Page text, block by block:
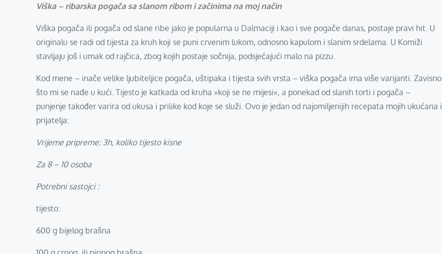
Viška – ribarska pogača sa slanom ribom i začinima na moj način
Viška pogača ili pogača od slane ribe jako je popularna u Dalmaciji i kao i sve pogače danas, postaje pravi hit. U
originalu se radi od tijesta za kruh koji se puni crvenim lukom, odnosno kapulom i slanim srdelama. U Komiži
stavljaju još i umak od rajčica, zbog kojih postaje sočnija, podsjećajući malo na pizzu.
Kod mene – inače velike ljubiteljice pogača, uštipaka i tijesta svih vrsta – viška pogača ima više varijanti. Zavisno
što mi se nađe u kući. Tijesto je katkada od kruha »koji se ne mijesi«, a ponekad od slanih torti i pogača –
punjenje također varira od ukusa i prilike kod koje se služi. Ovo je jedan od najomiljenijih recepata mojih ukućana i
prijatelja:
Vrijeme pripreme: 3h, koliko tijesto kisne
Za 8 – 10 osoba
Potrebni sastojci :
tijesto:
600 g bijelog brašna